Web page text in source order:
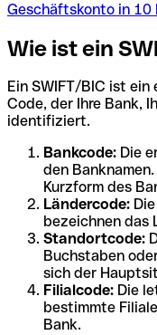
Geschäftskonto in 10
Wie ist ein
Ein SWIFT/BIC ist
Code, der Ihre Bank,
identifiziert.
Bankcode: Die
den
Kurzform des
Ländercode:
bezeichnen das
Standortcode:
Buchstaben
sich der
Filialcode: Die
bestimmte
Bank.